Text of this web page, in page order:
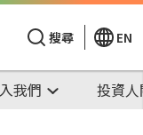
搜尋 EN
我們 投資